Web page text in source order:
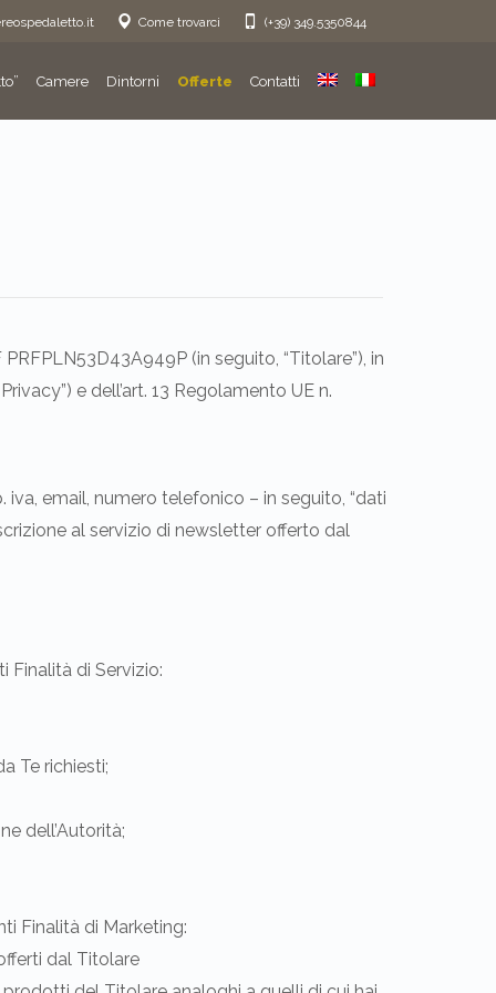
Come trovarci (+39) 349.5350844
Camere Dintorni Offerte Contatti
(in seguito, “Titolare”), in
e dell’art. 13 Regolamento UE n.
email, numero telefonico – in seguito, “dati
al servizio di newsletter offerto dal
Finalità di Servizio:
Te richiesti;
dell’Autorità;
Finalità di Marketing:
dal Titolare